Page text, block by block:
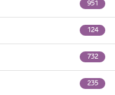
951
124
732
235